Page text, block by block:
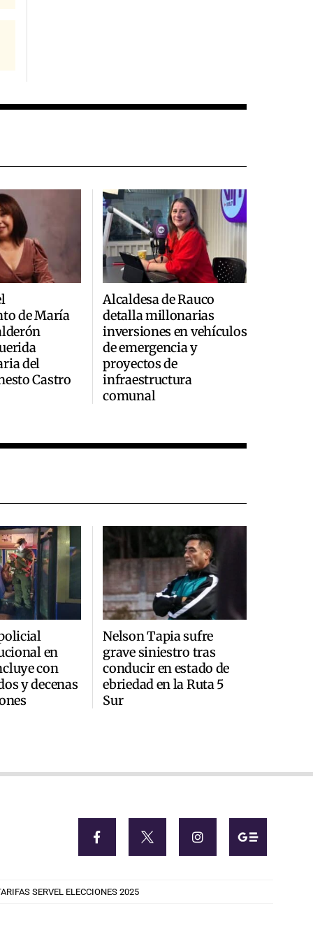
de María
del
Castro
Alcaldesa de Rauco
detalla millonarias
inversiones en vehículos
de emergencia y
proyectos de
infraestructura
comunal
en
con
y decenas
Nelson Tapia sufre
grave siniestro tras
conducir en estado de
ebriedad en la Ruta 5
Sur
SERVEL ELECCIONES 2025